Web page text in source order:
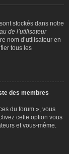
stockés dans notre
de l’utilisateur
nom d’utilisateur en
tous les
des membres
du forum », vous
cette option vous
et vous-même.